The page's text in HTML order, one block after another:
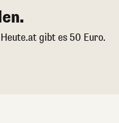
gibt es 50 Euro.